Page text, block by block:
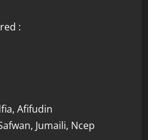
:
Afifudin
Jumaili, Ncep